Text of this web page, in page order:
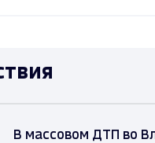
В массовом ДТП во